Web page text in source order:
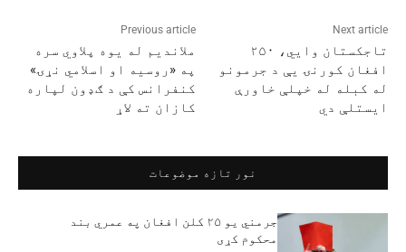
Previous article
ملاندیم له یوه پلاوي سره
په «روسیه او اسلامي نړۍ»
کنفرانس کې د ګډون لپاره
کازان ته لاړ
Next article
تاجکستان وايي، ۲۵۰
افغان کورنۍ یې د جرمونو
له کبله له خپلې خاورې
ایستلې دي
نور تازه موضوعات
جرمني یو ۲۵ کلن افغان په عمري بند
محکوم کړی